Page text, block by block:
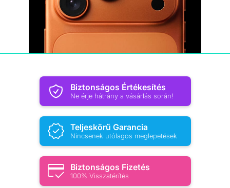
Biztonságos Értékesítés
Ne érje hátrány a vásárlás során!
Teljeskörű Garancia
Nincsenek utólagos meglepetések
Biztonságos Fizetés
100% Visszatérítés